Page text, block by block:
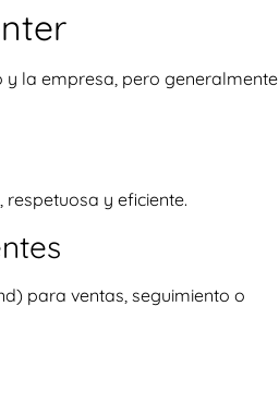
y la empresa, pero generalmente
y eficiente.
para ventas, seguimiento o